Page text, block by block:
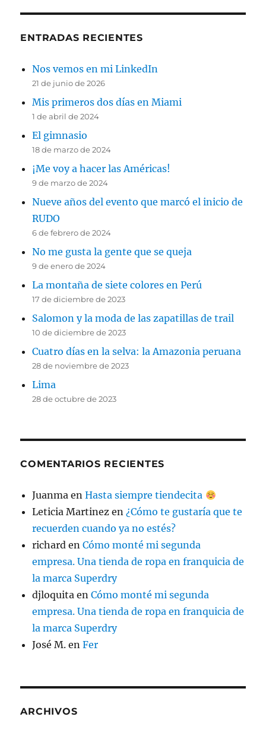
ENTRADAS RECIENTES
Nos vemos en mi LinkedIn
21 de junio de 2026
Mis primeros dos días en Miami
1 de abril de 2024
El gimnasio
18 de marzo de 2024
¡Me voy a hacer las Américas!
9 de marzo de 2024
Nueve años del evento que marcó el inicio de
RUDO
6 de febrero de 2024
No me gusta la gente que se queja
9 de enero de 2024
La montaña de siete colores en Perú
17 de diciembre de 2023
Salomon y la moda de las zapatillas de trail
10 de diciembre de 2023
Cuatro días en la selva: la Amazonia peruana
28 de noviembre de 2023
Lima
28 de octubre de 2023
COMENTARIOS RECIENTES
Juanma enHasta siempre tiendecita
Leticia Martinez en¿Cómo te gustaría que te
recuerden cuando ya no estés?
richard enCómo monté mi segunda
empresa. Una tienda de ropa en franquicia de
la marca Superdry
djloquita enCómo monté mi segunda
empresa. Una tienda de ropa en franquicia de
la marca Superdry
José M. enFer
ARCHIVOS